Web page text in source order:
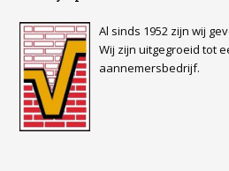
Al sinds 1952 zijn wij
Wij zijn uitgegroeid tot
aannemersbedrijf.